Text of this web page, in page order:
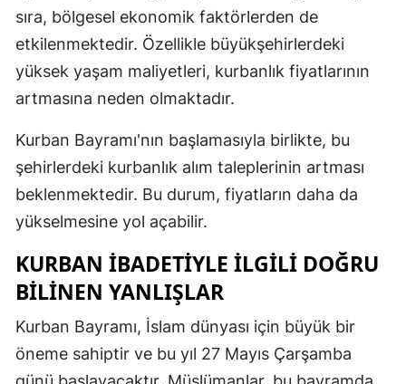
Rize
Siirt
Sinop
Tekirdağ
Trabzon
sıra, bölgesel ekonomik faktörlerden de
etkilenmektedir. Özellikle büyükşehirlerdeki
yüksek yaşam maliyetleri, kurbanlık fiyatlarının
artmasına neden olmaktadır.
Kurban Bayramı'nın başlamasıyla birlikte, bu
şehirlerdeki kurbanlık alım taleplerinin artması
beklenmektedir. Bu durum, fiyatların daha da
yükselmesine yol açabilir.
KURBAN İBADETIYLE İLGILI DOĞRU
BILINEN YANLIŞLAR
Kurban Bayramı, İslam dünyası için büyük bir
öneme sahiptir ve bu yıl 27 Mayıs Çarşamba